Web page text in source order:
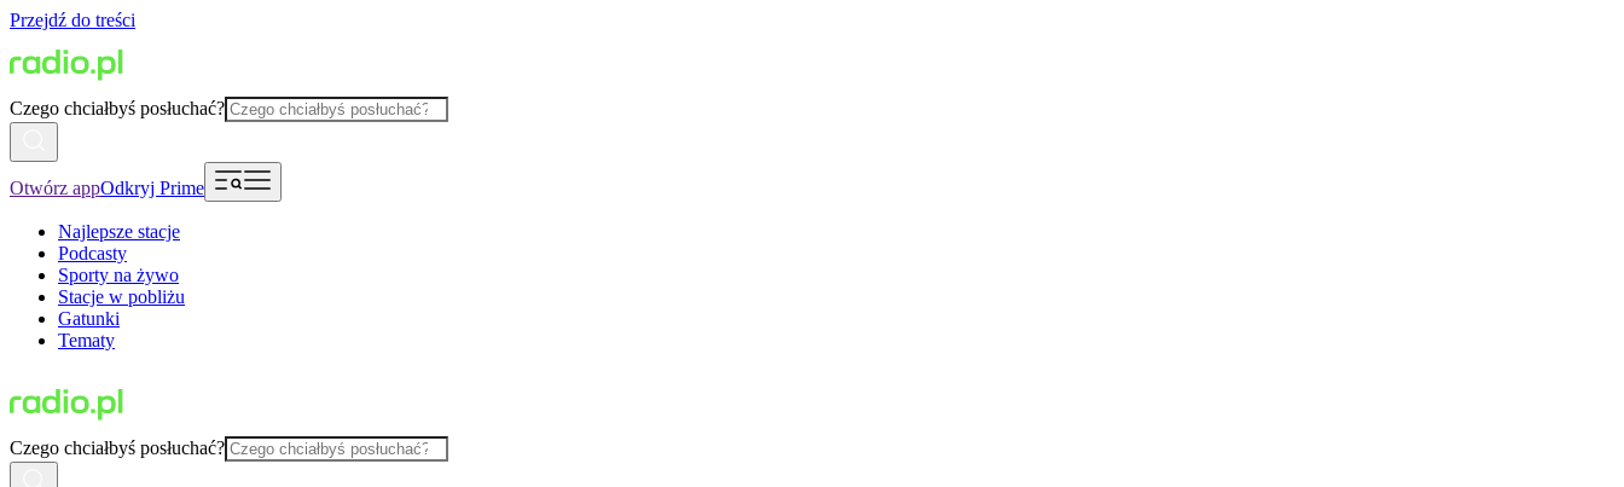
Przejdź do treści
Czego chciałbyś posłuchać?
Otwórz appOdkryj Prime
Najlepsze stacje
Podcasty
Sporty na żywo
Stacje w pobliżu
Gatunki
Tematy
Czego chciałbyś posłuchać?